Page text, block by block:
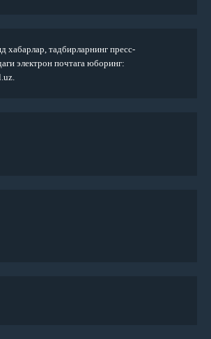
хабарлар, тадбирларнинг пресс-
электрон почтага юборинг: